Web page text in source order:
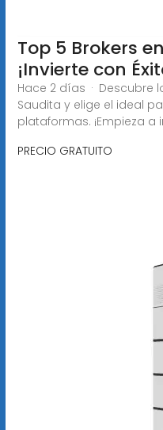
Top 5 Brokers
¡Invierte con
Hace 2 días · Descubre
Saudita y elige el ideal
plataformas. ¡Empieza a
PRECIO GRATUITO